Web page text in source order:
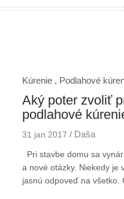
Kúrenie , Podlahové
Aký poter zvoliť
podlahové
31 jan 2017 / Daša
Pri stavbe domu sa
a nové otázky. Niekedy je
jasnú odpoveď na všetko.